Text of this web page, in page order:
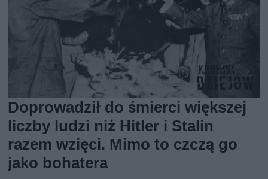
Doprowadził do śmierci większej
liczby ludzi niż Hitler i Stalin
razem wzięci. Mimo to czczą go
jako bohatera